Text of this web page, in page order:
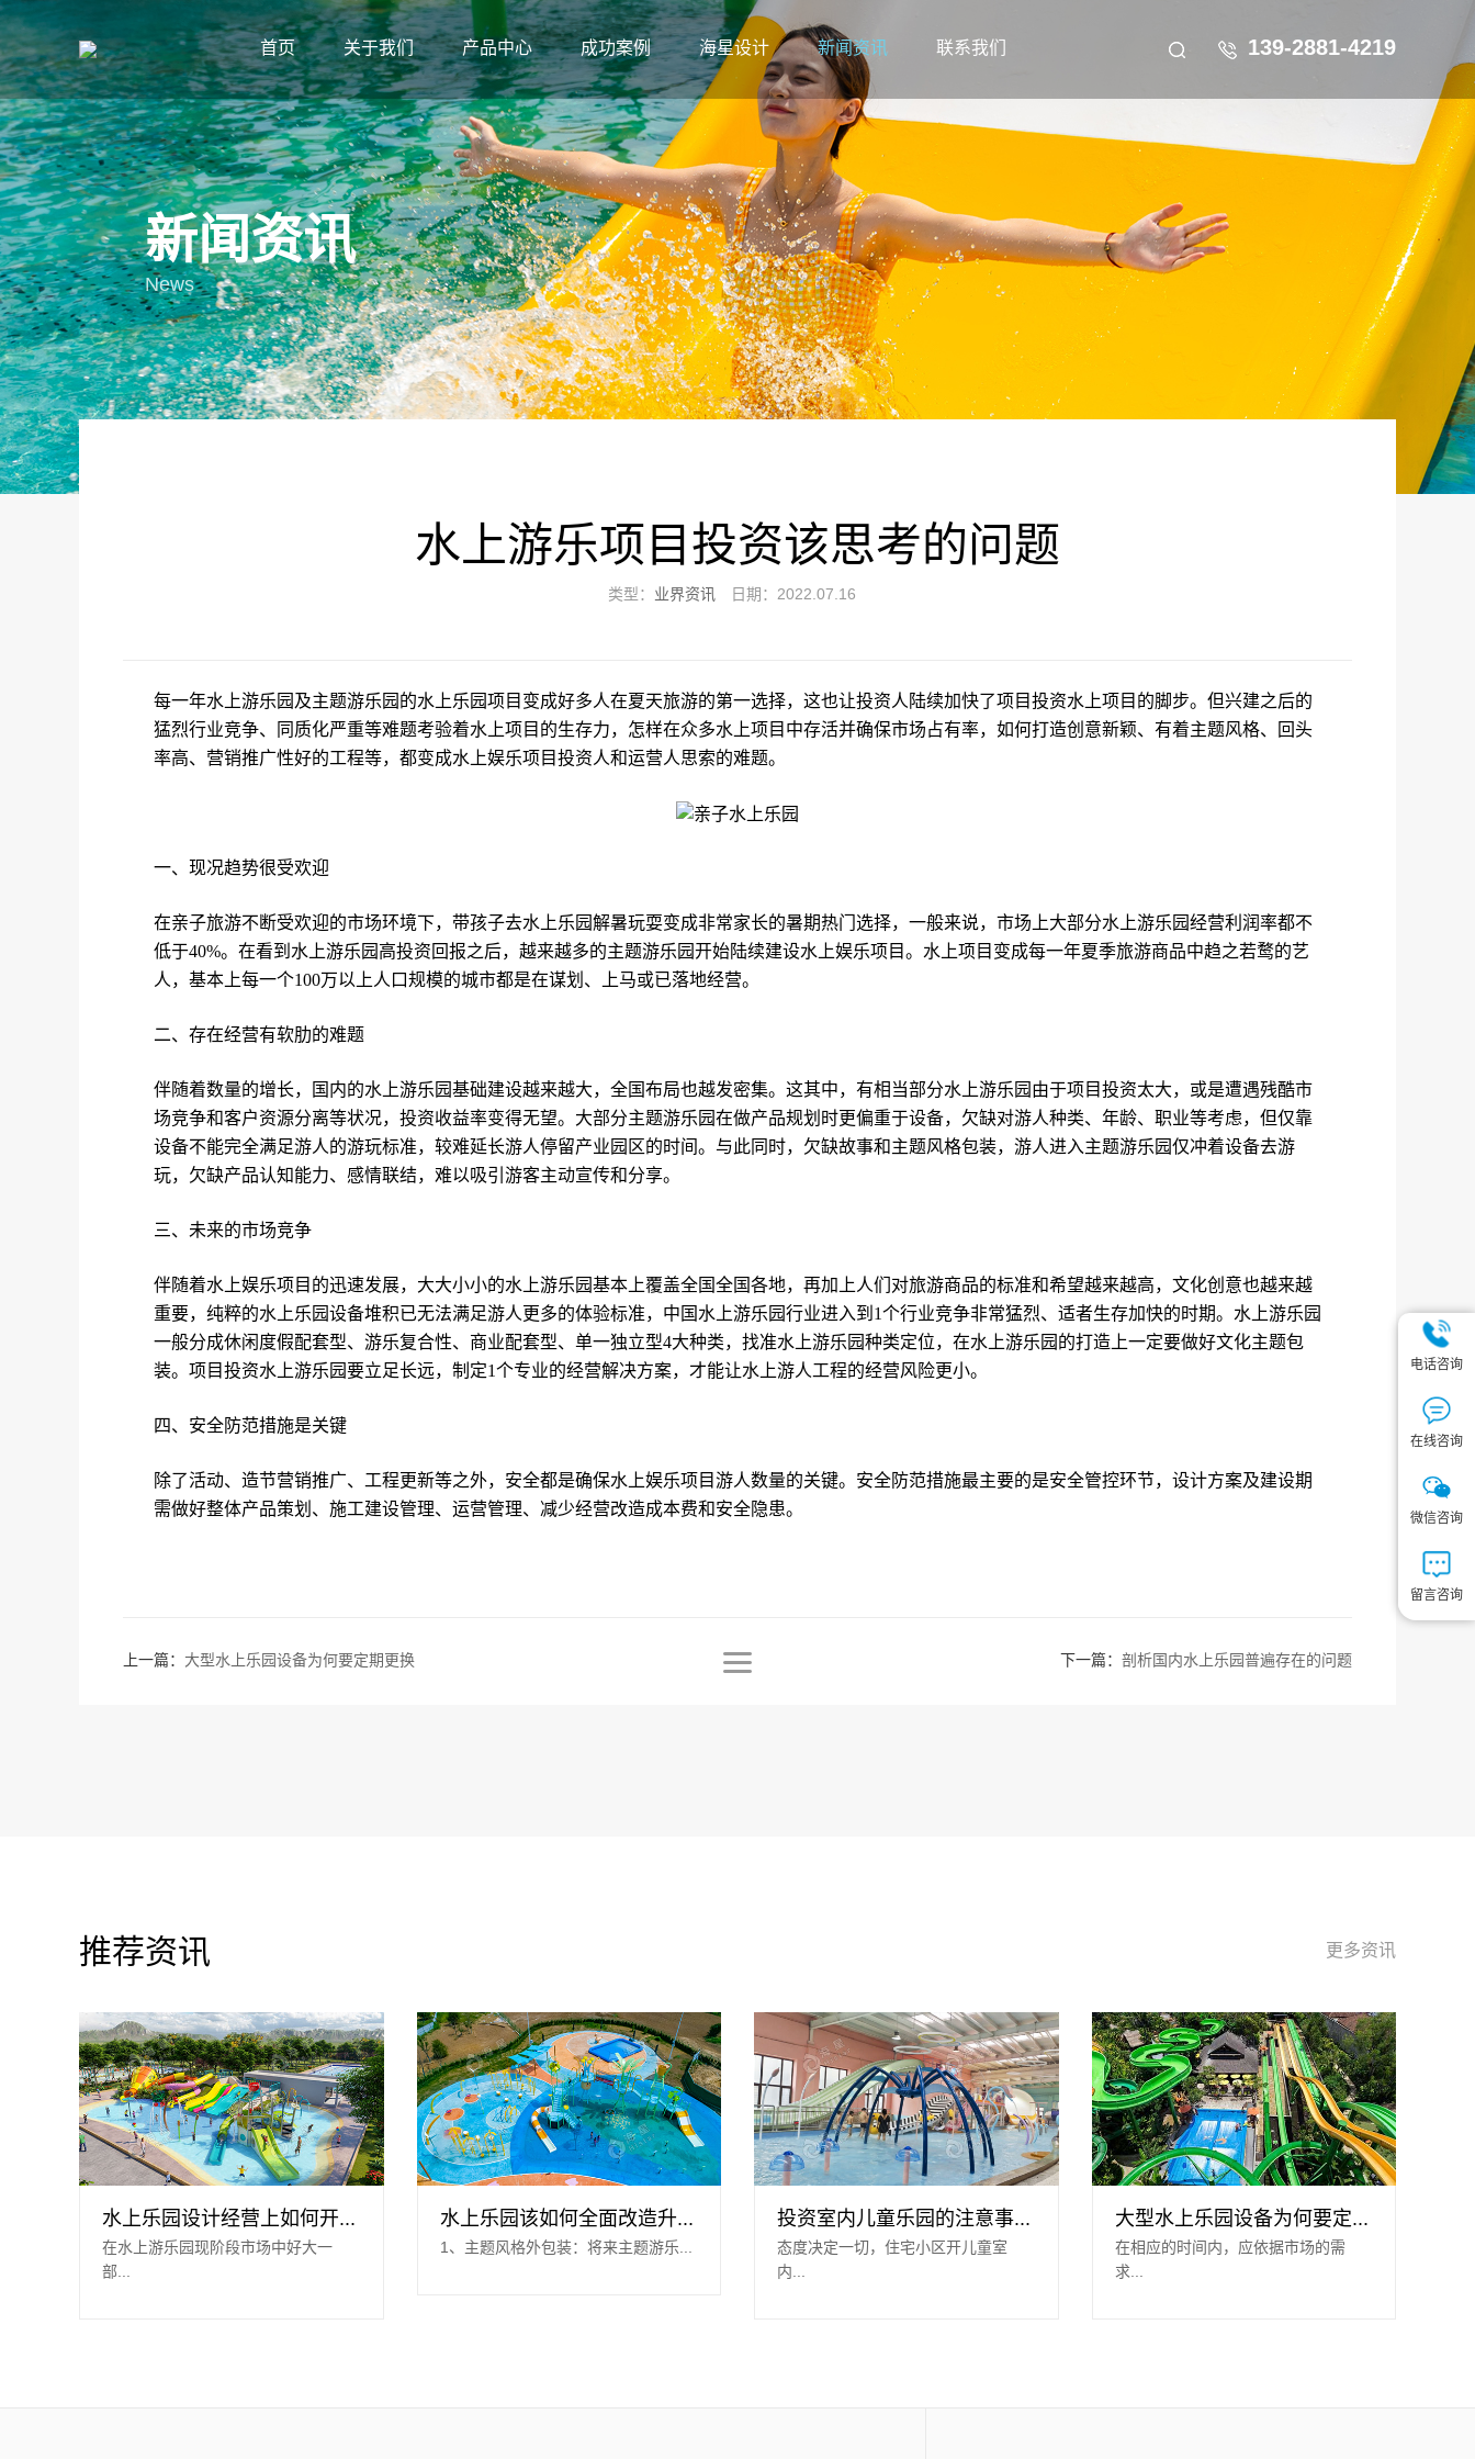
139-2881-4219
首页 关于我们 产品中心 成功案例 海星设计 新闻资讯 联系我们
电话咨询
在线咨询
微信咨询
留言咨询
新闻资讯
News
水上游乐项目投资该思考的问题
类型： 业界资讯 日期：2022.07.16
每一年水上游乐园及主题游乐园的水上乐园项目变成好多人在夏天旅游的第一选择，这也让投资人陆续加快了项目投资水上项目的脚步。但兴建之后的
猛烈行业竞争、同质化严重等难题考验着水上项目的生存力，怎样在众多水上项目中存活并确保市场占有率，如何打造创意新颖、有着主题风格、回头
率高、营销推广性好的工程等，都变成水上娱乐项目投资人和运营人思索的难题。
一、现况趋势很受欢迎
在亲子旅游不断受欢迎的市场环境下，带孩子去水上乐园解暑玩耍变成非常家长的暑期热门选择，一般来说，市场上大部分水上游乐园经营利润率都不
低于40%。在看到水上游乐园高投资回报之后，越来越多的主题游乐园开始陆续建设水上娱乐项目。水上项目变成每一年夏季旅游商品中趋之若鹜的艺
人，基本上每一个100万以上人口规模的城市都是在谋划、上马或已落地经营。
二、存在经营有软肋的难题
伴随着数量的增长，国内的水上游乐园基础建设越来越大，全国布局也越发密集。这其中，有相当部分水上游乐园由于项目投资太大，或是遭遇残酷市
场竞争和客户资源分离等状况，投资收益率变得无望。大部分主题游乐园在做产品规划时更偏重于设备，欠缺对游人种类、年龄、职业等考虑，但仅靠
设备不能完全满足游人的游玩标准，较难延长游人停留产业园区的时间。与此同时，欠缺故事和主题风格包装，游人进入主题游乐园仅冲着设备去游
玩，欠缺产品认知能力、感情联结，难以吸引游客主动宣传和分享。
三、未来的市场竞争
伴随着水上娱乐项目的迅速发展，大大小小的水上游乐园基本上覆盖全国全国各地，再加上人们对旅游商品的标准和希望越来越高，文化创意也越来越
重要，纯粹的水上乐园设备堆积已无法满足游人更多的体验标准，中国水上游乐园行业进入到 1个行业竞争非常猛烈、适者生存加快的时期。水上游乐园
一般分成休闲度假配套型、游乐复合性、商业配套型、单一独立型4大种类，找准水上游乐园种类定位，在水上游乐园的打造上一定要做好文化主题包
装。项目投资水上游乐园要立足长远，制定1个专业的经营解决方案，才能让水上游人工程的经营风险更小。
四、安全防范措施是关键
除了活动、造节营销推广、工程更新等之外，安全都是确保水上娱乐项目游人数量的关键。安全防范措施最主要的是安全管控环节，设计方案及建设期
需做好整体产品策划、施工建设管理、运营管理、减少经营改造成本费和安全隐患。
上一篇： 大型水上乐园设备为何要定期更换 下一篇： 剖析国内水上乐园普遍存在的问题
推荐资讯 更多资讯
水上乐园设计经营上如何开...
在水上游乐园现阶段市场中好大一
部...
水上乐园该如何全面改造升...
1、主题风格外包装：将来主题游乐...
投资室内儿童乐园的注意事...
态度决定一切，住宅小区开儿童室
内...
大型水上乐园设备为何要定...
在相应的时间内，应依据市场的需
求...